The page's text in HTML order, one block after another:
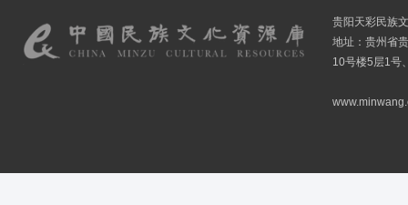
贵阳天彩民族
地址：贵州省
10号楼5层1号